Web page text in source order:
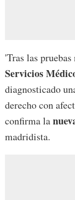
'Tras las
Servicios
diagnosticado
derecho con
confirma la
madridista.